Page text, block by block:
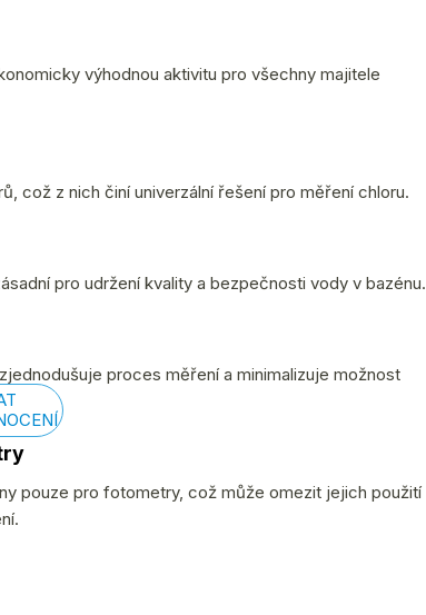
výhodnou aktivitu pro všechny majitele
což z nich činí univerzální řešení pro měření chloru.
pro udržení kvality a bezpečnosti vody v bazénu.
proces měření a minimalizuje možnost
pouze pro fotometry, což může omezit jejich použití